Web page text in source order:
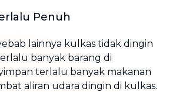
Penuh
lainnya kulkas tidak dingin
banyak barang di
terlalu banyak makanan
aliran udara dingin di kulkas.